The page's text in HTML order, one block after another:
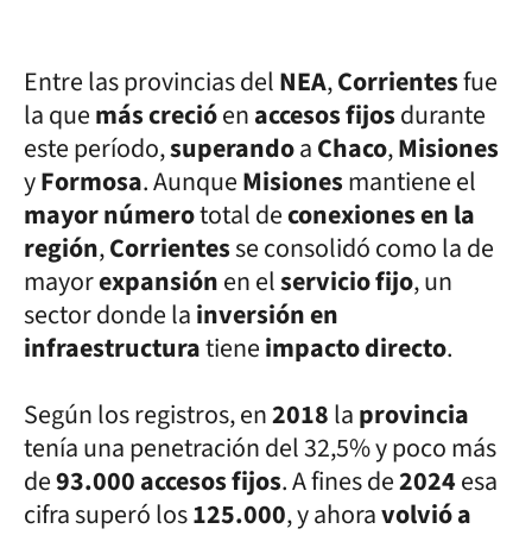
Entre las provincias delNEA,Corrientesfue
la quemás crecióenaccesos fijosdurante
este período,superandoaChaco,Misiones
yFormosa. AunqueMisionesmantiene el
mayor númerototal deconexiones en la
región,Corrientesse consolidó como la de
mayorexpansiónen elservicio fijo, un
sector donde lainversión en
infraestructuratieneimpacto directo.
Según los registros, en2018laprovincia
tenía una penetración del 32,5% y poco más
de93.000 accesos fijos. A fines de2024esa
cifra superó los125.000, y ahoravolvió a